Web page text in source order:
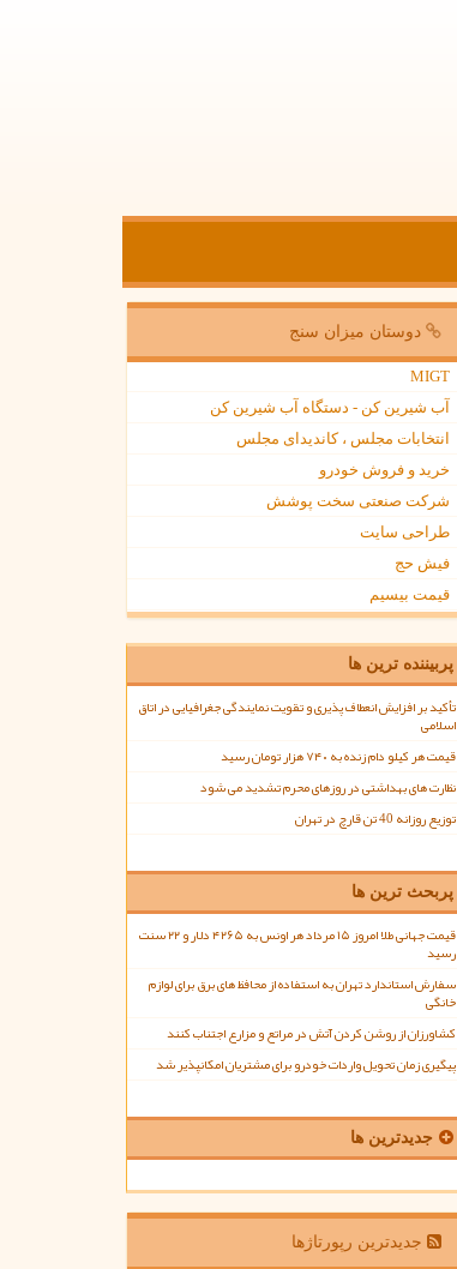
دوستان میزان سنج
MIGT
آب شیرین کن - دستگاه آب شیرین کن
انتخابات مجلس ، کاندیدای مجلس
خرید و فروش خودرو
شرکت صنعتی سخت پوشش
طراحی سایت
فیش حج
قیمت بیسیم
پربیننده ترین ها
تأکید بر افزایش انعطاف پذیری و تقویت نمایندگی جغرافیایی در اتاق
اسلامی
قیمت هر کیلو دام زنده به ۷۴۰ هزار تومان رسید
نظارت های بهداشتی در روزهای محرم تشدید می شود
توزیع روزانه 40 تن قارچ در تهران
پربحث ترین ها
قیمت جهانی طلا امروز ۱۵ مرداد هر اونس به ۴۲۶۵ دلار و ۲۲ سنت
رسید
سفارش استاندارد تهران به استفاده از محافظ های برق برای لوازم
خانگی
کشاورزان از روشن کردن آتش در مراتع و مزارع اجتناب کنند
پیگیری زمان تحویل واردات خودرو برای مشتریان امکانپذیر شد
جدیدترین ها
جدیدترین رپورتاژها